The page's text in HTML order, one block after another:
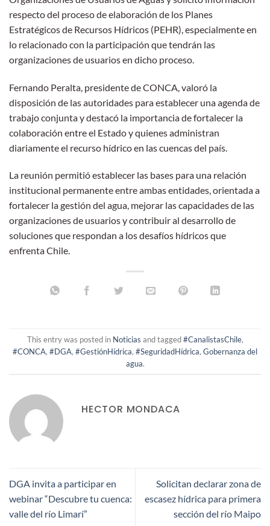
respecto del proceso de elaboración de los Planes
Estratégicos de Recursos Hídricos (PEHR), especialmente en
lo relacionado con la participación que tendrán las
organizaciones de usuarios en dicho proceso.
Fernando Peralta, presidente de CONCA, valoró la
disposición de las autoridades para establecer una agenda de
trabajo conjunta y destacó la importancia de fortalecer la
colaboración entre el Estado y quienes administran
diariamente el recurso hídrico en las cuencas del país.
La reunión permitió establecer las bases para una relación
institucional permanente entre ambas entidades, orientada a
fortalecer la gestión del agua, mejorar las capacidades de las
organizaciones de usuarios y contribuir al desarrollo de
soluciones que respondan a los desafíos hídricos que
enfrenta Chile.
This entry was posted in Noticias and tagged#CanalistasChile,
#CONCA, #DGA, #GestiónHídrica, #SeguridadHídrica, Gobernanza del
agua.
HECTOR MONDACA
DGA invita a participar en
webinar “Descubre tu cuenca:
valle del río Limarí”
Solicitan declarar zona de
escasez hídrica para primera
sección del río Maipo